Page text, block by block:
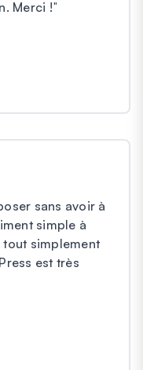
Merci !"
sans avoir à
simple à
simplement
est très